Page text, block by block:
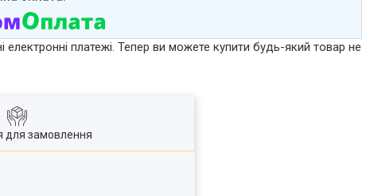
електронні платежі. Тепер ви можете купити будь-який товар не
для замовлення